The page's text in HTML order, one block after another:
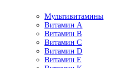
Мультивитамины
Витамин A
Витамин B
Витамин C
Витамин D
Витамин E